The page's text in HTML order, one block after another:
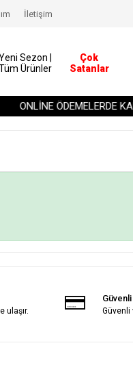
ONLİNE ÖDEMELERDE
İletişim
Sezon |
Ürünler
Çok
Satanlar
ulaşır.